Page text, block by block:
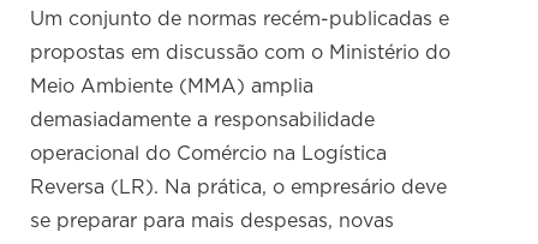
Um conjunto de normas recém-publicadas e
propostas em discussão com o Ministério do
Meio Ambiente (MMA) amplia
demasiadamente a responsabilidade
operacional do Comércio na Logística
Reversa (LR). Na prática, o empresário deve
se preparar para mais despesas, novas